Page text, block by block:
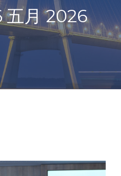
五月 2026